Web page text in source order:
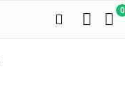
0